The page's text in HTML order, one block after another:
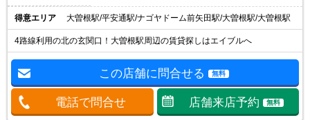
得意エリア 大曽根駅/平安通駅/ナゴヤドーム前矢田駅/大曽根駅/大曽根駅
4路線利用の北の玄関口！大曽根駅周辺の賃貸探しはエイブルへ
この店舗に問合せる 無料
電話で問合せ 店舗来店予約 無料